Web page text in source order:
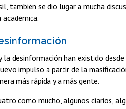
también se dio lugar a mucha
desinformación han existido desde
impulso a partir de la
más rápida y a más gente.
como mucho, algunos diarios,